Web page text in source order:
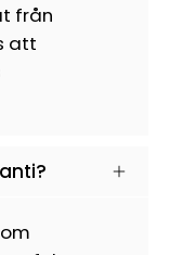
från
att